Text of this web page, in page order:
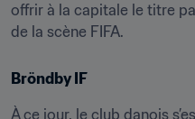
offrir à la capitale le titre
de la scène FIFA.
Bröndby IF
À ce jour, le club danois